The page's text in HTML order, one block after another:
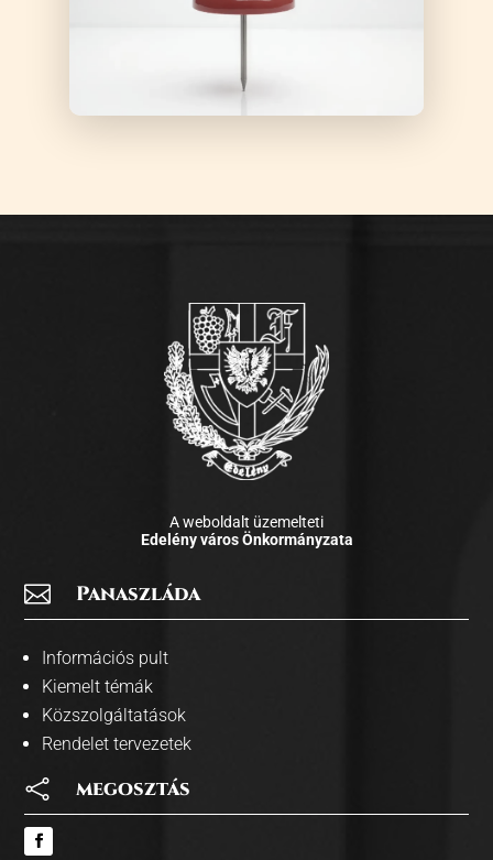
A weboldalt üzemelteti
Edelény város Önkormányzata
 Panaszláda
Információs pult
Kiemelt témák
Közszolgáltatások
Rendelet tervezetek
 megosztás